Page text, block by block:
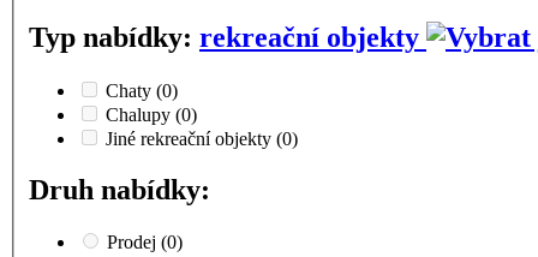
Typ nabídky: rekreační objekty
Chaty (0)
Chalupy (0)
Jiné rekreační objekty (0)
Druh nabídky:
Prodej (0)